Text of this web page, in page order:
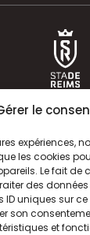
le
expériences,
les cookies
Le fait de
des
uniques sur ce
son
et